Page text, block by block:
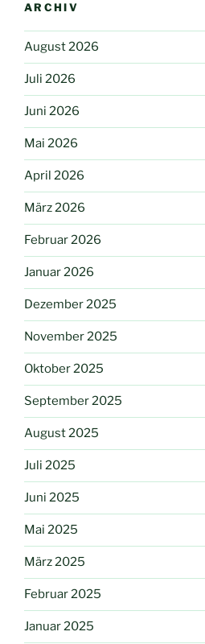
ARCHIV
August 2026
Juli 2026
Juni 2026
Mai 2026
April 2026
März 2026
Februar 2026
Januar 2026
Dezember 2025
November 2025
Oktober 2025
September 2025
August 2025
Juli 2025
Juni 2025
Mai 2025
März 2025
Februar 2025
Januar 2025